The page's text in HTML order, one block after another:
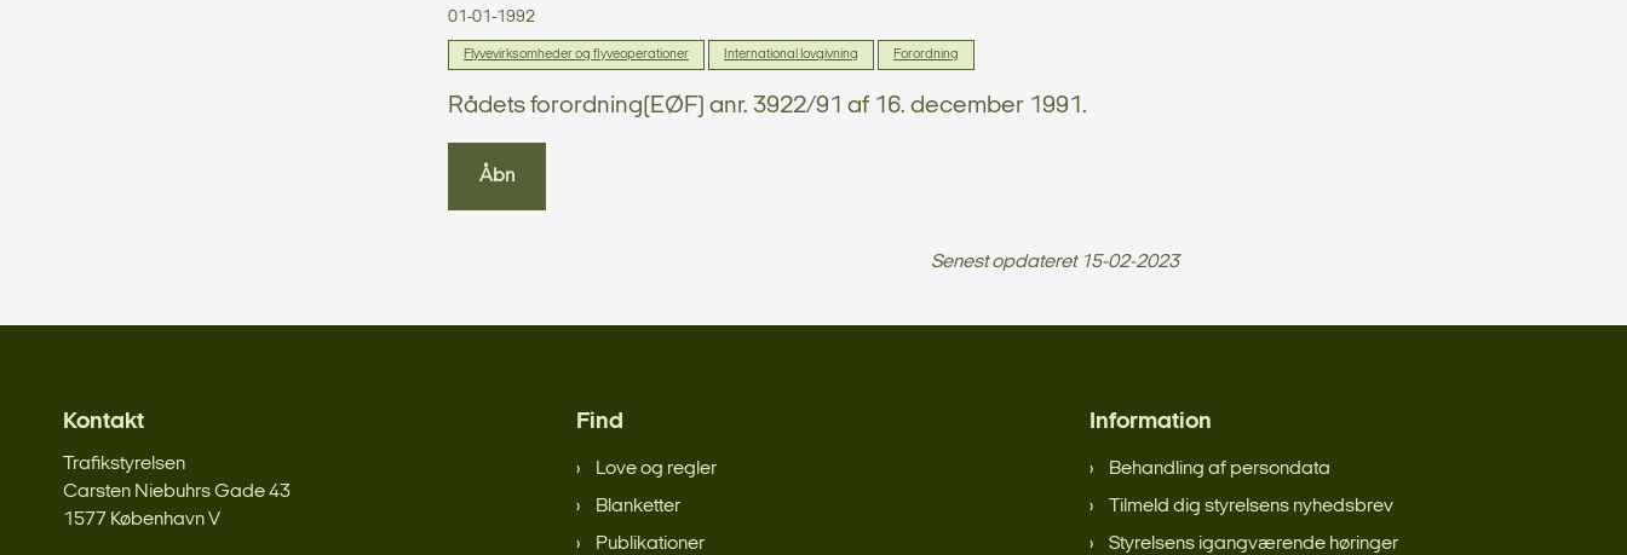
01-01-1992
Flyvevirksomheder og flyveoperationer International lovgivning Forordning
Rådets forordning(EØF) anr. 3922/91 af 16. december 1991.
Åbn
Senest opdateret 15-02-2023
Kontakt
Trafikstyrelsen
Carsten Niebuhrs Gade 43
1577 København V
Find
Love og regler
Blanketter
Publikationer
Information
Behandling af persondata
Tilmeld dig styrelsens nyhedsbrev
Styrelsens igangværende høringer